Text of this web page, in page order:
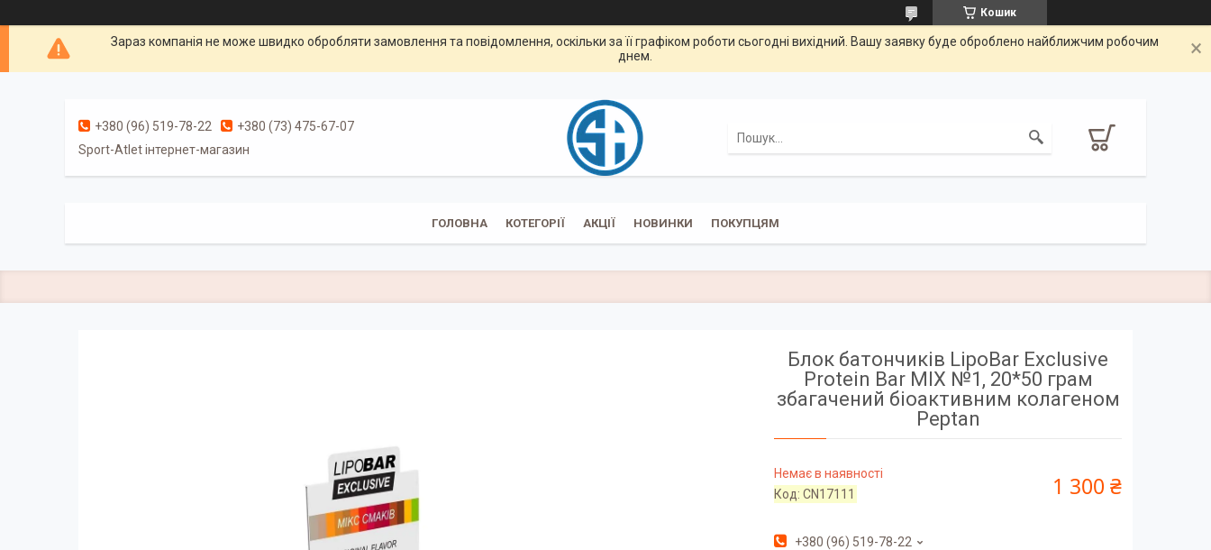
Кошик
Зараз компанія не може швидко обробляти замовлення та повідомлення, оскільки за її графіком роботи сьогодні вихідний. Вашу заявку буде оброблено найближчим робочим
днем.
+380 (96) 519-78-22
+380 (73) 475-67-07
Sport-Atlet інтернет-магазин
ГОЛОВНА КОТЕГОРІЇ АКЦІЇ НОВИНКИ ПОКУПЦЯМ
Блок батончиків LipoBar Exclusive
Protein Bar MIX №1, 20*50 грам
збагачений біоактивним колагеном
Peptan
Немає в наявності
Код:CN17111 1 300 ₴
+380 (96) 519-78-22